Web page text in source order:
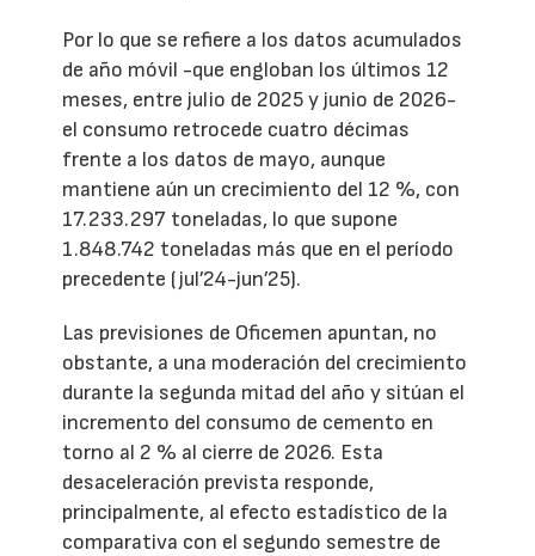
Por lo que se refiere a los datos acumulados
de año móvil -que engloban los últimos 12
meses, entre julio de 2025 y junio de 2026-
el consumo retrocede cuatro décimas
frente a los datos de mayo, aunque
mantiene aún un crecimiento del 12 %, con
17.233.297 toneladas, lo que supone
1.848.742 toneladas más que en el período
precedente (jul’24-jun’25).
Las previsiones de Oficemen apuntan, no
obstante, a una moderación del crecimiento
durante la segunda mitad del año y sitúan el
incremento del consumo de cemento en
torno al 2 % al cierre de 2026. Esta
desaceleración prevista responde,
principalmente, al efecto estadístico de la
comparativa con el segundo semestre de